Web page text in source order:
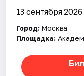
13 сентября 2026
Город: Москва
Площадка: